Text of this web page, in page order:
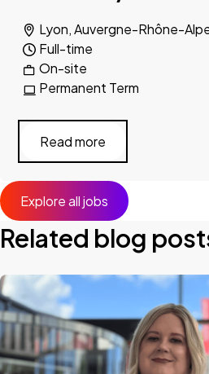
Lyon, Auvergne-Rhône-
On-site
Full-time
Permanent Term
Read more
Explore all jobs
Related blog